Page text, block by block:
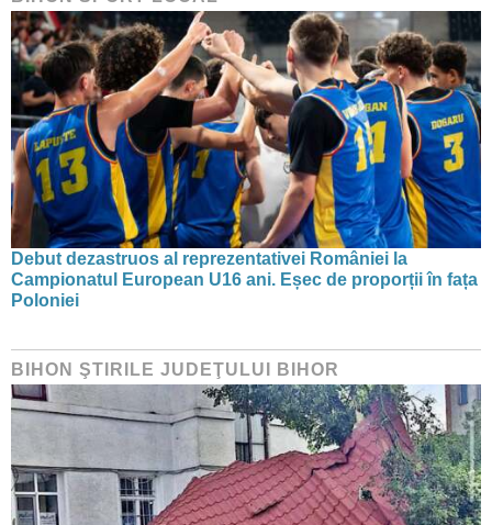
Debut dezastruos al reprezentativei României la
Campionatul European U16 ani. Eșec de proporții în fața
Poloniei
BIHON ŞTIRILE JUDEŢULUI BIHOR